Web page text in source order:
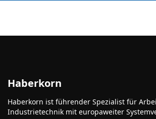
Haberkorn
Haberkorn ist führender Spezialist für
Industrietechnik mit europaweiter